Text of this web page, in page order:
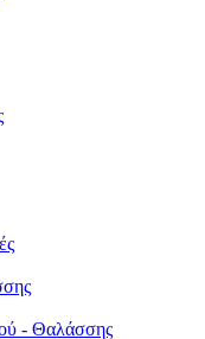
- Θαλάσσης